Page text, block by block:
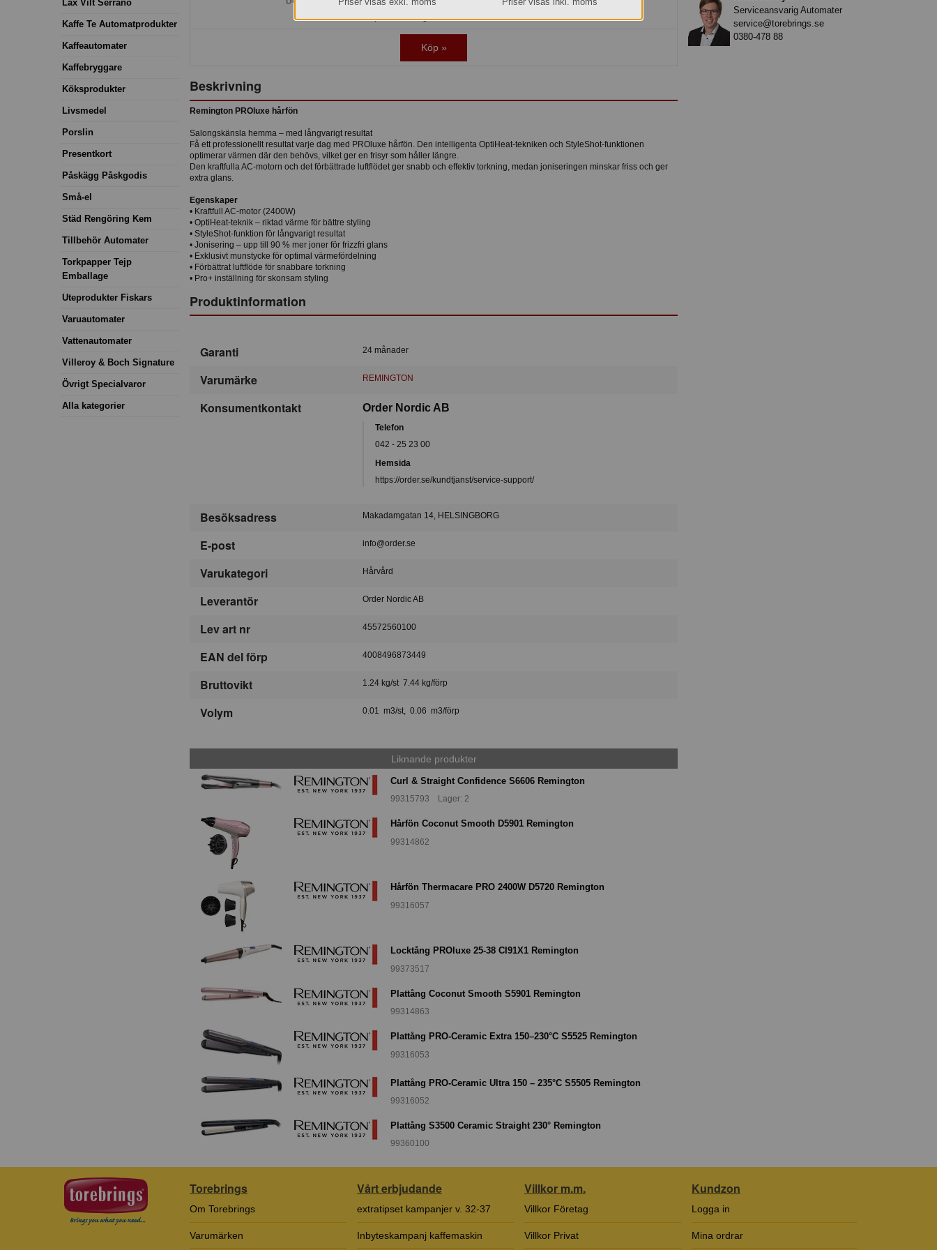
Lax Vilt Serrano
Kaffe Te Automatprodukter
Kaffeautomater
Kaffebryggare
Köksprodukter
Livsmedel
Porslin
Presentkort
Påskägg Påskgodis
Små-el
Städ Rengöring Kem
Tillbehör Automater
Torkpapper Tejp
Emballage
Uteprodukter Fiskars
Varuautomater
Vattenautomater
Villeroy & Boch Signature
Övrigt Specialvaror
Alla kategorier
Transporttid till Dig som kund tillkommer.
Köp »
Beskrivning
Remington PROluxe hårfön
Salongskänsla hemma – med långvarigt resultat
Få ett professionellt resultat varje dag med PROluxe hårfön. Den intelligenta OptiHeat-tekniken och StyleShot-funktionen
optimerar värmen där den behövs, vilket ger en frisyr som håller längre.
Den kraftfulla AC-motorn och det förbättrade luftflödet ger snabb och effektiv torkning, medan joniseringen minskar friss och ger
extra glans.
Egenskaper
• Kraftfull AC-motor (2400W)
• OptiHeat-teknik – riktad värme för bättre styling
• StyleShot-funktion för långvarigt resultat
• Jonisering – upp till 90 % mer joner för frizzfri glans
• Exklusivt munstycke för optimal värmefördelning
• Förbättrat luftflöde för snabbare torkning
• Pro+ inställning för skonsam styling
Produktinformation
Garanti 24 månader
Varumärke REMINGTON
Konsumentkontakt Order Nordic AB
Telefon
042 - 25 23 00
Hemsida
https://order.se/kundtjanst/service-support/
Besöksadress Makadamgatan 14, HELSINGBORG
E-post info@order.se
Varukategori Hårvård
Leverantör Order Nordic AB
Lev art nr 45572560100
EAN del förp 4008496873449
Bruttovikt 1.24 kg/st 7.44 kg/förp
Volym 0.01 m3/st, 0.06 m3/förp
Liknande produkter
Curl & Straight Confidence S6606 Remington
99315793 Lager: 2
Hårfön Coconut Smooth D5901 Remington
99314862
Hårfön Thermacare PRO 2400W D5720 Remington
99316057
Locktång PROluxe 25-38 CI91X1 Remington
99373517
Plattång Coconut Smooth S5901 Remington
99314863
Plattång PRO-Ceramic Extra 150–230°C S5525 Remington
99316053
Plattång PRO-Ceramic Ultra 150 – 235°C S5505 Remington
99316052
Plattång S3500 Ceramic Straight 230° Remington
99360100
Serviceansvarig Automater
service@torebrings.se
0380-478 88
Torebrings
Om Torebrings
Varumärken
Vårt erbjudande
extratipset kampanjer v. 32-37
Inbyteskampanj kaffemaskin
Villkor m.m.
Villkor Företag
Villkor Privat
Kundzon
Logga in
Mina ordrar